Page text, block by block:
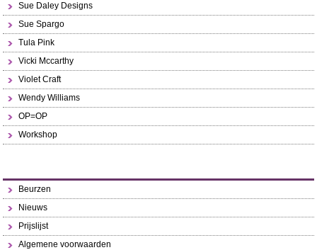
Sue Daley Designs
Sue Spargo
Tula Pink
Vicki Mccarthy
Violet Craft
Wendy Williams
OP=OP
Workshop
Beurzen
Nieuws
Prijslijst
Algemene voorwaarden